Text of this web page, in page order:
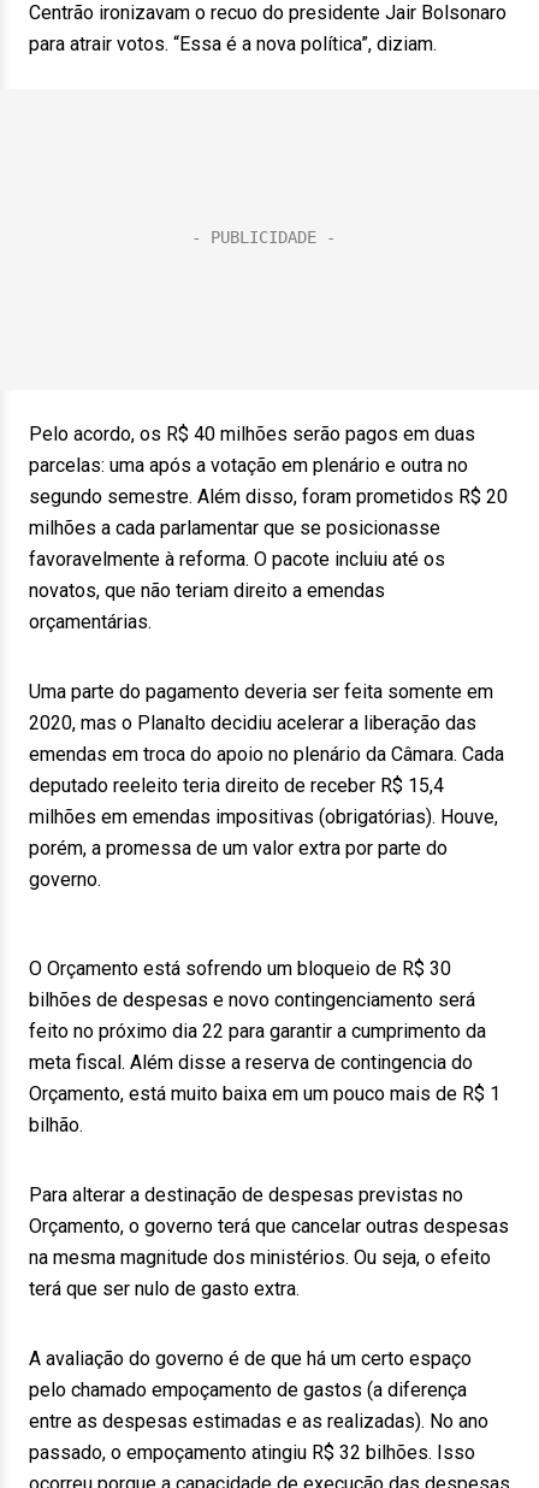
Centrão ironizavam o recuo do presidente Jair Bolsonaro
para atrair votos. “Essa é a nova política”, diziam.
Pelo acordo, os R$ 40 milhões serão pagos em duas
parcelas: uma após a votação em plenário e outra no
segundo semestre. Além disso, foram prometidos R$ 20
milhões a cada parlamentar que se posicionasse
favoravelmente à reforma. O pacote incluiu até os
novatos, que não teriam direito a emendas
orçamentárias.
Uma parte do pagamento deveria ser feita somente em
2020, mas o Planalto decidiu acelerar a liberação das
emendas em troca do apoio no plenário da Câmara. Cada
deputado reeleito teria direito de receber R$ 15,4
milhões em emendas impositivas (obrigatórias). Houve,
porém, a promessa de um valor extra por parte do
governo.
O Orçamento está sofrendo um bloqueio de R$ 30
bilhões de despesas e novo contingenciamento será
feito no próximo dia 22 para garantir a cumprimento da
meta fiscal. Além disse a reserva de contingencia do
Orçamento, está muito baixa em um pouco mais de R$ 1
bilhão.
Para alterar a destinação de despesas previstas no
Orçamento, o governo terá que cancelar outras despesas
na mesma magnitude dos ministérios. Ou seja, o efeito
terá que ser nulo de gasto extra.
A avaliação do governo é de que há um certo espaço
pelo chamado empoçamento de gastos (a diferença
entre as despesas estimadas e as realizadas). No ano
passado, o empoçamento atingiu R$ 32 bilhões. Isso